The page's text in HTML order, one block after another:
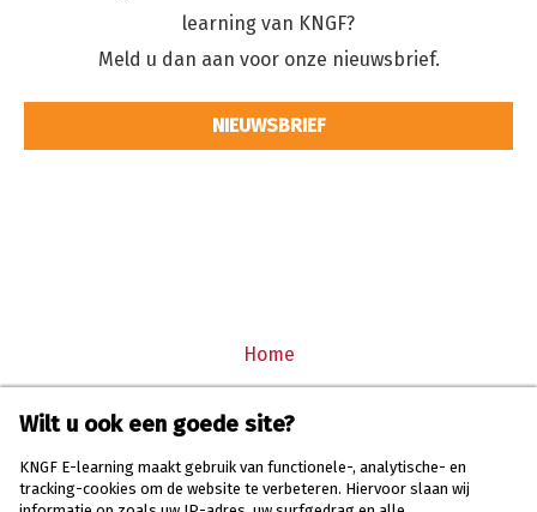
learning van KNGF?
Meld u dan aan voor onze nieuwsbrief.
NIEUWSBRIEF
Home
Inloggen
Wilt u ook een goede site?
KNGF E-learning maakt gebruik van functionele-, analytische- en
tracking-cookies om de website te verbeteren. Hiervoor slaan wij